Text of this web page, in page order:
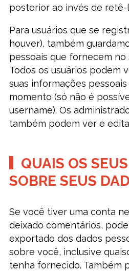
posterior ao invés de
Para usuários que se
houver), também
pessoais que fornecem no
Todos os usuários podem
suas informações
momento (só não é
username). Os
também podem ver e
QUAIS OS
SOBRE SEUS
Se você tiver uma conta
deixado comentários,
exportado dos dados
sobre você, inclusive
tenha fornecido. Também